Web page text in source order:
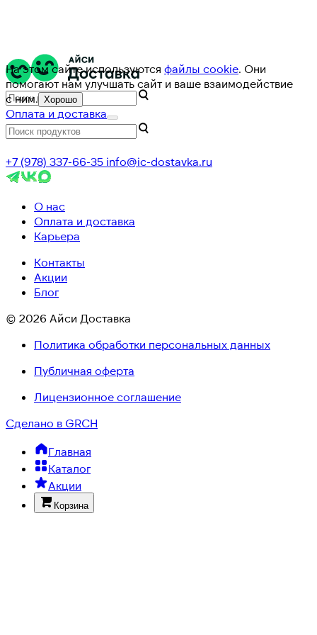
На этом сайте используются файлы cookie. Они
помогают нам улучшать сайт и ваше взаимодействие
с ним. Хорошо
Оплата и доставка
+7 (978) 337-66-35 info@ic-dostavka.ru
О нас
Оплата и доставка
Карьера
Контакты
Акции
Блог
© 2026 Айси Доставка
Политика обработки персональных данных
Публичная оферта
Лицензионное соглашение
Сделано в GRCH
Главная
Каталог
Акции
Корзина